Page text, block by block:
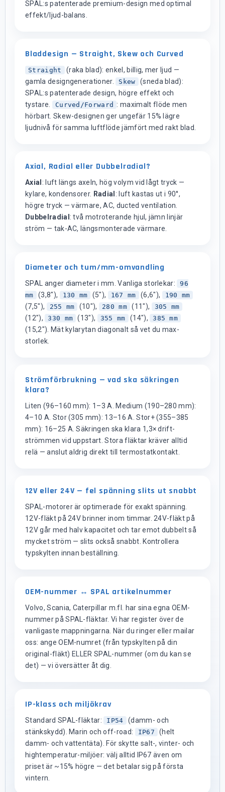
SPAL:s patenterade premium-design med optimal
effekt/ljud-balans.
Bladdesign — Straight, Skew och Curved
Straight
(raka blad): enkel, billig, mer ljud —
gamla designgenerationer.
Skew
(sneda blad):
SPAL:s patenterade design, högre effekt och
tystare.
Curved/Forward : maximalt flöde men
hörbart. Skew-designen ger ungefär 15% lägre
ljudnivå för samma luftflöde jämfört med rakt blad.
Axial, Radial eller Dubbelradial?
Axial : luft längs axeln, hög volym vid lågt tryck —
kylare, kondensorer. Radial : luft kastas ut i 90°,
högre tryck — värmare, AC, ducted ventilation.
Dubbelradial : två motroterande hjul, jämn linjär
ström — tak-AC, längsmonterade värmare.
Diameter och tum/mm-omvandling
SPAL anger diameter i mm. Vanliga storlekar:
96
mm
(3,8"), 130 mm (5"), 167 mm (6,6"), 190 mm
(7,5"), 255 mm (10"), 280 mm (11"), 305 mm
(12"), 330 mm (13"), 355 mm (14"), 385 mm
(15,2"). Mät kylarytan diagonalt så vet du max-
storlek.
Strömförbrukning — vad ska säkringen
klara?
Liten (96–160 mm): 1–3 A. Medium (190–280 mm):
4–10 A. Stor (305 mm): 13–16 A. Stor+ (355–385
mm): 16–25 A. Säkringen ska klara 1,3× drift-
strömmen vid uppstart. Stora fläktar kräver alltid
relä — anslut aldrig direkt till termostatkontakt.
12V eller 24V — fel spänning slits ut snabbt
SPAL-motorer är optimerade för exakt spänning.
12V-fläkt på 24V brinner inom timmar. 24V-fläkt på
12V går med halv kapacitet och tar emot dubbelt så
mycket ström — slits också snabbt. Kontrollera
typskylten innan beställning.
OEM-nummer ↔ SPAL artikelnummer
Volvo, Scania, Caterpillar m.fl. har sina egna OEM-
nummer på SPAL-fläktar. Vi har register över de
vanligaste mappningarna. När du ringer eller mailar
oss: ange OEM-numret (från typskylten på din
original-fläkt) ELLER SPAL-nummer (om du kan se
det) — vi översätter åt dig.
IP-klass och miljökrav
Standard SPAL-fläktar: IP54
(damm- och
stänkskydd). Marin och off-road:
IP67
(helt
damm- och vattentäta). För skytte salt-, vinter- och
hightemperatur-miljöer: välj alltid IP67 även om
priset är ~15% högre — det betalar sig på första
vintern.